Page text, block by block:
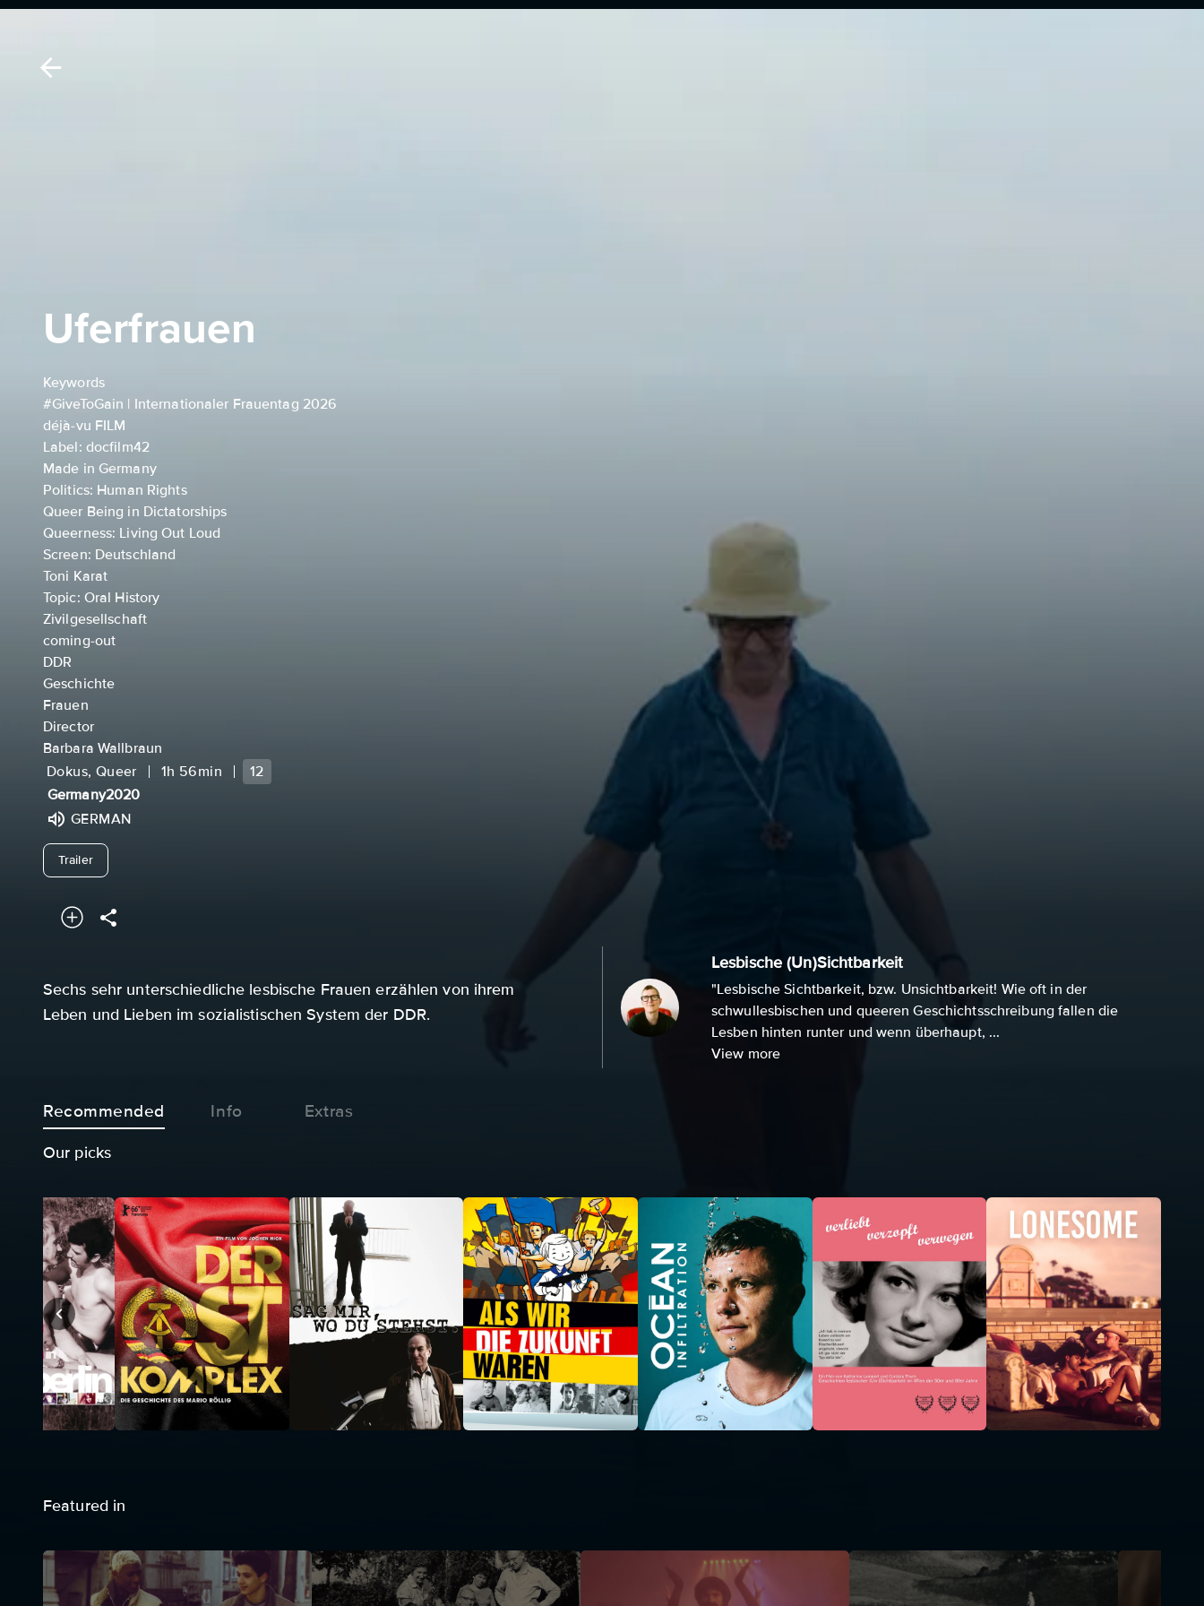
Uferfrauen
Keywords
#GiveToGain | Internationaler Frauentag 2026
déjà-vu FILM
Label: docfilm42
Made in Germany
Politics: Human Rights
Queer Being in Dictatorships
Queerness: Living Out Loud
Screen: Deutschland
Toni Karat
Topic: Oral History
Zivilgesellschaft
coming-out
DDR
Geschichte
Frauen
Director
Barbara Wallbraun
Dokus, Queer
1h 56min
12
Germany2020
GERMAN
Trailerundefined
Sechs sehr unterschiedliche lesbische Frauen erzählen von ihrem
Leben und Lieben im sozialistischen System der DDR.
Lesbische (Un)Sichtbarkeit
"Lesbische Sichtbarkeit, bzw. Unsichtbarkeit! Wie oft in der
schwullesbischen und queeren Geschichtsschreibung fallen die
Lesben hinten runter und wenn überhaupt, ...
View more
Recommended Info Extras
Our picks
Featured in